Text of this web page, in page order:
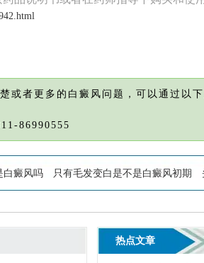
或者更多的白癜风问题，可以通过以下
86990555
白癜风吗 只有毛发变白是不是白癜风初期
热点文章